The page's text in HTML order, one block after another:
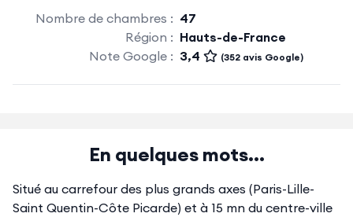
Nombre de chambres : 47
Région : Hauts-de-France
Note Google : 3,4 (352 avis Google)
En quelques mots...
Situé au carrefour des plus grands axes (Paris-Lille-
Saint Quentin-Côte Picarde) et à 15 mn du centre-ville